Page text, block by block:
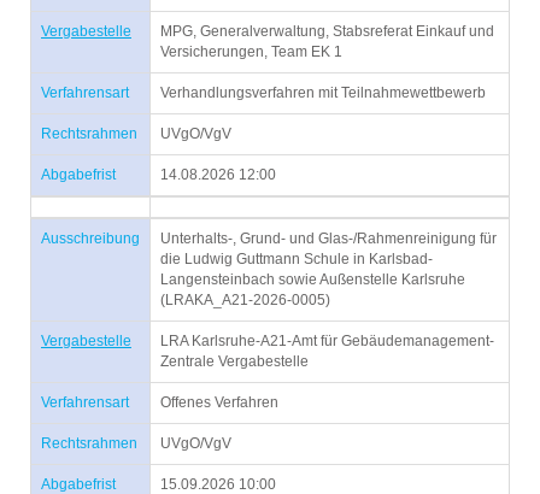
Vergabestelle
MPG, Generalverwaltung, Stabsreferat Einkauf und
Versicherungen, Team EK 1
Verfahrensart Verhandlungsverfahren mit Teilnahmewettbewerb
Rechtsrahmen UVgO/VgV
Abgabefrist 14.08.2026 12:00
Ausschreibung
Unterhalts-, Grund- und Glas-/Rahmenreinigung für
die Ludwig Guttmann Schule in Karlsbad-
Langensteinbach sowie Außenstelle Karlsruhe
(LRAKA_A21-2026-0005)
Vergabestelle
LRA Karlsruhe-A21-Amt für Gebäudemanagement-
Zentrale Vergabestelle
Verfahrensart Offenes Verfahren
Rechtsrahmen UVgO/VgV
Abgabefrist 15.09.2026 10:00